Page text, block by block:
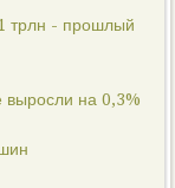
трлн - прошлый
выросли на 0,3%